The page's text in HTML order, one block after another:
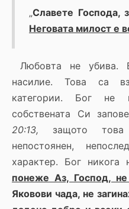
„Славете Господа,
Неговата милост е
Любовта не убива.
насилие. Това са
категории. Бог
собствената Си
20:13, защото
непостоянен,
характер. Бог никога
понеже Аз, Господ,
Яковови чада, не